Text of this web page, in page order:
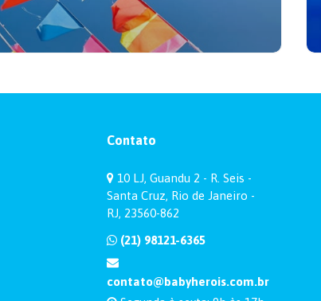
Descubra a origem da festa junina e como
essa celebração chegou ao Brasil com a
Contato
10 LJ, Guandu 2 - R. Seis -
Santa Cruz, Rio de Janeiro -
RJ, 23560-862
(21) 98121-6365
contato@babyherois.com.br